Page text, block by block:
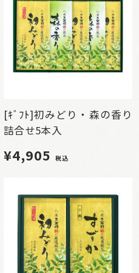
[ｷﾞﾌﾄ]初みどり・森の香り
詰合せ5本入
¥4,905 税込